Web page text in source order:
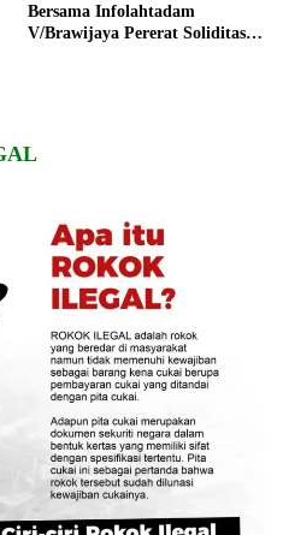
Bersama Infolahtadam
V/Brawijaya Pererat Soliditas